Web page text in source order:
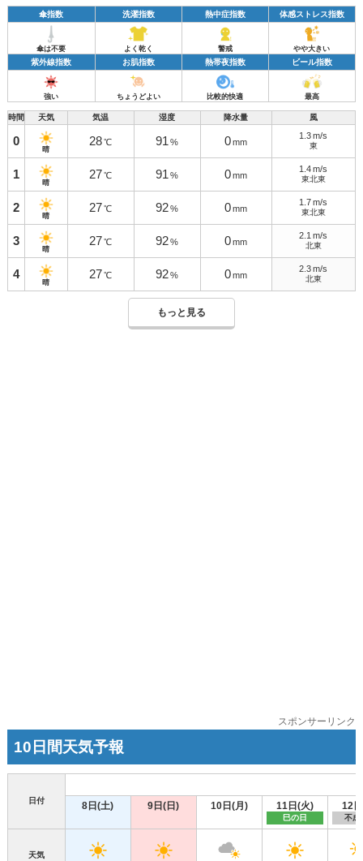
傘指数 洗濯指数 熱中症指数 体感ストレス指数
傘は不要 よく乾く 警戒 やや大きい
紫外線指数 お肌指数 熱帯夜指数 ビール指数
強い ちょうどよい 比較的快適 最高
時間 天気 気温 湿度 降水量 風
0
晴
28 ℃ 91 % 0 mm
1.3 m/s
東
1
晴
27 ℃ 91 % 0 mm
1.4 m/s
東北東
2
晴
27 ℃ 92 % 0 mm
1.7 m/s
東北東
3
晴
27 ℃ 92 % 0 mm
2.1 m/s
北東
4
晴
27 ℃ 92 % 0 mm
2.3 m/s
北東
もっと見る
スポンサーリンク
10日間天気予報
日付 8日(土) 9日(日) 10日(月) 11日(火)
巳の日
12
不成
天気